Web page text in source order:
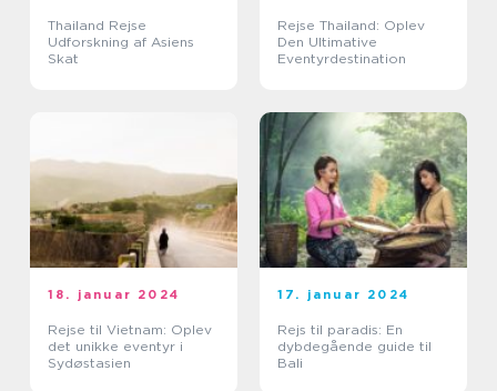
Thailand Rejse
Udforskning af Asiens
Skat
Rejse Thailand: Oplev
Den Ultimative
Eventyrdestination
18. januar 2024
Rejse til Vietnam: Oplev
det unikke eventyr i
Sydøstasien
17. januar 2024
Rejs til paradis: En
dybdegående guide til
Bali